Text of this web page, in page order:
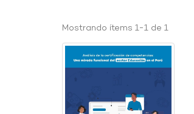
Mostrando ítems 1-1 de 1